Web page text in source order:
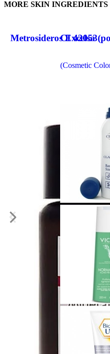
MORE SKIN INGREDIENTS
Metrosideros Excelsa
CI 42053
(Cosmetic